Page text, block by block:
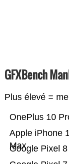
GFXBench
Plus élevé =
Google Pixel
Apple iPhone
Max
OnePlus 10